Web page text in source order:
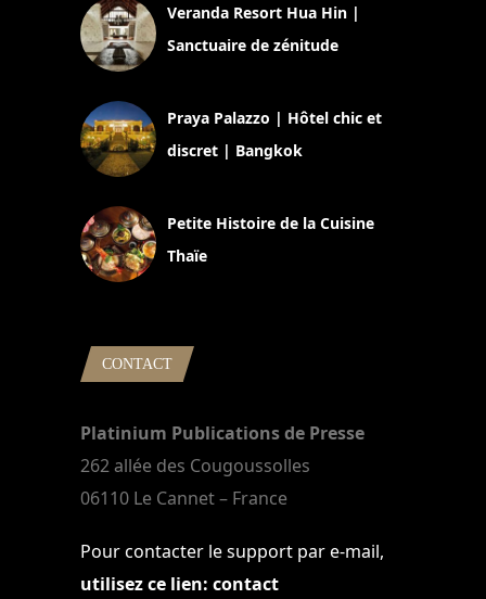
Veranda Resort Hua Hin |
Sanctuaire de zénitude
Praya Palazzo | Hôtel chic et
discret | Bangkok
Petite Histoire de la Cuisine
Thaïe
CONTACT
Platinium Publications de Presse
262 allée des Cougoussolles
06110 Le Cannet – France
Pour contacter le support par e-mail,
utilisez ce lien: contact